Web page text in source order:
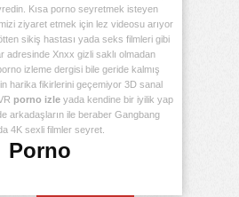
Kısa porno seyretmek isteyen
ziyaret etmek için lez videosu arıyor
sikiş hastası yada seks filmleri gibi
adresinde Xnxx gizli saklı olmadan
izleme dergisi bile geride kalmış
harika fikirlerini geçemiyor 3D sanal
porno izleyada kendine bir iyilik yap
arkadaşların ile beraber Gangbang
4K sexli filmler seyret.
Porno